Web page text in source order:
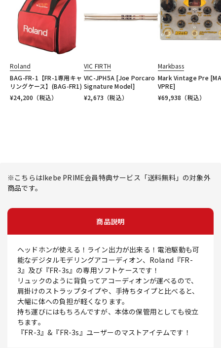
Roland
BAG-FR-1【FR-1専用キャ
リングケース】(BAG-FR1)
¥24,200 （税込）
VIC FIRTH
VIC-JPH5A [Joe Porcaro
Signature Model]
¥2,673 （税込）
Markbass
Mark Vintage Pre
VPRE]
¥69,938 （税込）
※こちらはIkebe PRIME会員特典サービス「送料無料」の対象外
商品です。
商品説明
ヘッドホンが使える！ライン出力が出来る！電池駆動も可
能なデジタルモデリングアコーディオン、Roland『FR-
3』及び『FR-3s』の専用ソフトケースです！
リュックのように背負ってアコーディオンが運べるので、
肩掛けのストラップタイプや、手持ちタイプと比べると、
大幅に体への負担が軽くなります。
持ち運びにはもちろんですが、本体の保管用としても役立
ちます。
『FR-3』&『FR-3s』ユーザーのマストアイテムです！